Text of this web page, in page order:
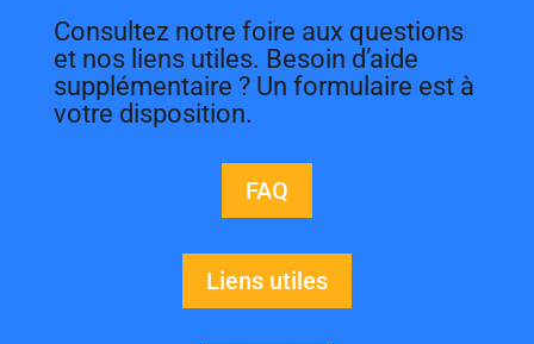
Consultez notre foire aux questions
et nos liens utiles. Besoin d’aide
supplémentaire ? Un formulaire est à
votre disposition.
FAQ
Liens utiles